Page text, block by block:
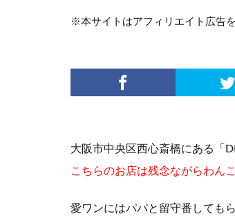
※本サイトはアフィリエイト広告
大阪市中央区西心斎橋にある「
こちらのお店は残念ながらわん
愛ワンにはパパと留守番しても